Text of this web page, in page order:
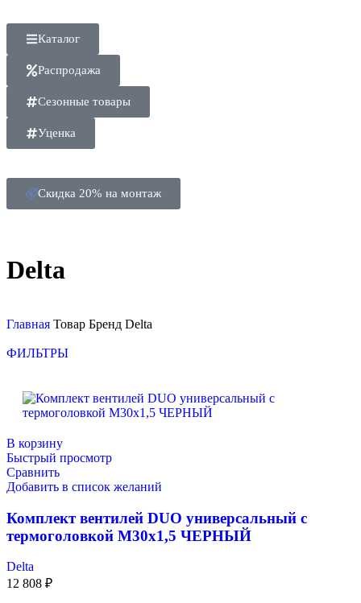
Каталог
Распродажа
Сезонные товары
Уценка
Скидка 20% на монтаж
Delta
Главная Товар Бренд Delta
ФИЛЬТРЫ
В корзину
Быстрый просмотр
Сравнить
Добавить в список желаний
Комплект вентилей DUO универсальный с
термоголовкой М30х1,5 ЧЕРНЫЙ
Delta
12 808 ₽